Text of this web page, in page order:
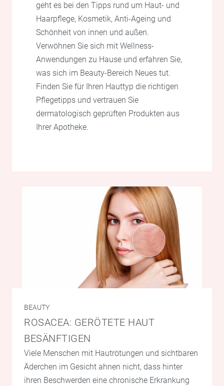
geht es bei den Tipps rund um Haut- und
Haarpflege, Kosmetik, Anti-Ageing und
Schönheit von innen und außen.
Verwöhnen Sie sich mit Wellness-
Anwendungen zu Hause und erfahren Sie,
was sich im Beauty-Bereich Neues tut.
Finden Sie für Ihren Hauttyp die richtigen
Pflegetipps und vertrauen Sie
dermatologisch geprüften Produkten aus
Ihrer Apotheke.
BEAUTY
ROSACEA: GERÖTETE HAUT
BESÄNFTIGEN
Viele Menschen mit Hautrötungen und sichtbaren
Äderchen im Gesicht ahnen nicht, dass hinter
ihren Beschwerden eine chronische Erkrankung